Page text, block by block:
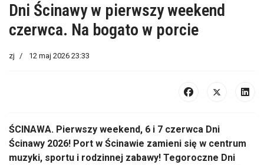
Dni Ścinawy w pierwszy weekend
czerwca. Na bogato w porcie
zj 12 maj 2026 23:33
ŚCINAWA. Pierwszy weekend, 6 i 7 czerwca Dni
Ścinawy 2026! Port w Ścinawie zamieni się w centrum
muzyki, sportu i rodzinnej zabawy! Tegoroczne Dni